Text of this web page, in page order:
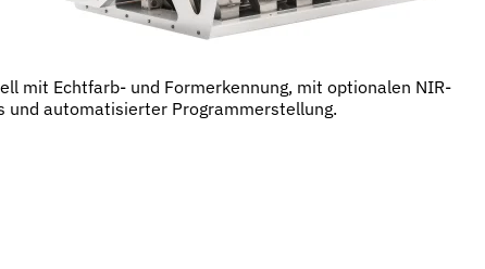
mit Echtfarb- und Formerkennung, mit optionalen NIR-
und automatisierter Programmerstellung.